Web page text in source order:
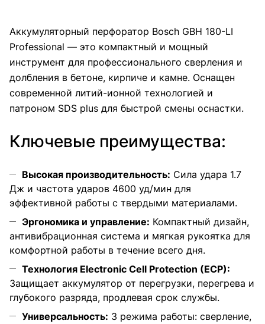
Аккумуляторный перфоратор Bosch GBH 180-LI
Professional — это компактный и мощный
инструмент для профессионального сверления и
долбления в бетоне, кирпиче и камне. Оснащен
современной литий-ионной технологией и
патроном SDS plus для быстрой смены оснастки.
Ключевые преимущества:
Высокая производительность: Сила удара 1.7
Дж и частота ударов 4600 уд/мин для
эффективной работы с твердыми материалами.
Эргономика и управление: Компактный дизайн,
антивибрационная система и мягкая рукоятка для
комфортной работы в течение всего дня.
Технология Electronic Cell Protection (ECP):
Защищает аккумулятор от перегрузки, перегрева и
глубокого разряда, продлевая срок службы.
Универсальность: 3 режима работы: сверление,